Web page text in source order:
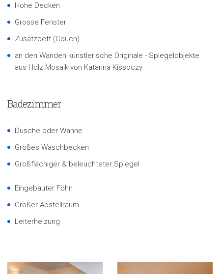
Hohe Decken
Grosse Fenster
Zusatzbett (Couch)
an den Wänden künstlerische Originale - Spiegelobjekte
aus Holz Mosaik von Katarina Kissoczy
Badezimmer
Dusche oder Wanne
Großes Waschbecken
Großflächiger & beleuchteter Spiegel
Eingebauter Föhn
Großer Abstellraum
Leiterheizung